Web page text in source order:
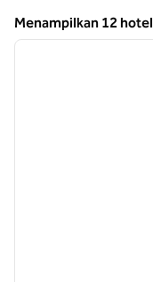
Menampilkan 12 hotel
Menampilkan 12 hotel
1 dari 12